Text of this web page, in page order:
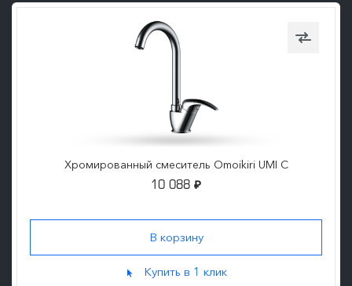
Хромированный смеситель Omoikiri UMI C
10 088 ₽
Купить в 1 клик